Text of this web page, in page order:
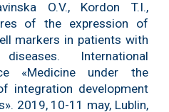
O.V., Kordon T.I.,
of the expression of
markers in patients with
International
«Medicine under the
integration development
2019, 10-11 may, Lublin,